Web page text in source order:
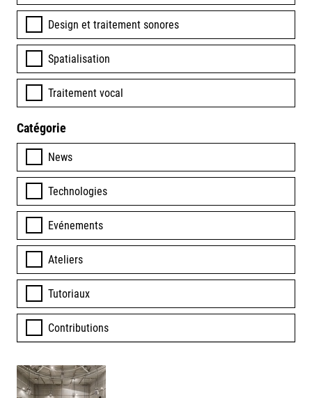
Design et traitement sonores
Spatialisation
Traitement vocal
Catégorie
News
Technologies
Evénements
Ateliers
Tutoriaux
Contributions